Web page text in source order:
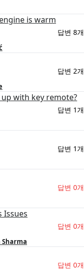
is warm
답변 8개
답변 2개
with key remote?
답변 1개
답변 1개
답변 0개
Issues
답변 0개
Sharma
답변 0개